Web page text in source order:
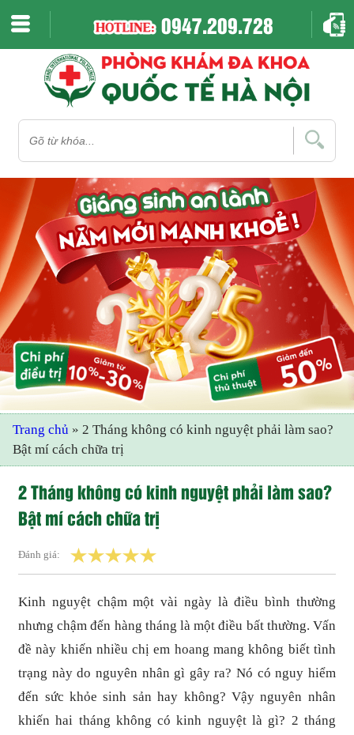
0947.209.728
Trang chủ »2 Tháng không có kinh nguyệt phải làm sao?
Bật mí cách chữa trị
2 Tháng không có kinh nguyệt phải làm sao?
Bật mí cách chữa trị
Đánh giá:
Kinh nguyệt chậm một vài ngày là điều bình thường
nhưng chậm đến hàng tháng là một điều bất thường. Vấn
đề này khiến nhiều chị em hoang mang không biết tình
trạng này do nguyên nhân gì gây ra? Nó có nguy hiểm
đến sức khỏe sinh sản hay không? Vậy nguyên nhân
khiến hai tháng không có kinh nguyệt là gì? 2 tháng